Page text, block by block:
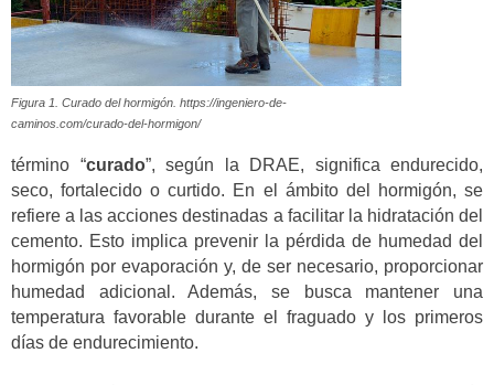
Figura 1. Curado del hormigón. https://ingeniero-de-
caminos.com/curado-del-hormigon/
término “curado”, según la DRAE, significa endurecido,
seco, fortalecido o curtido. En el ámbito del hormigón, se
refiere a las acciones destinadas a facilitar la hidratación del
cemento. Esto implica prevenir la pérdida de humedad del
hormigón por evaporación y, de ser necesario, proporcionar
humedad adicional. Además, se busca mantener una
temperatura favorable durante el fraguado y los primeros
días de endurecimiento.